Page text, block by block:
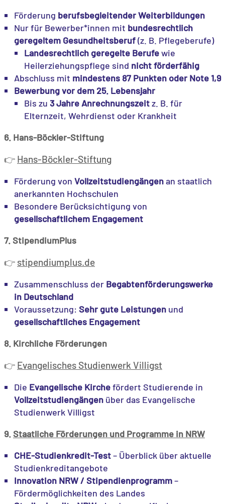
Förderung berufsbegleitender Weiterbildungen
Nur für Bewerber*innen mit bundesrechtlich
geregeltem Gesundheitsberuf(z. B. Pflegeberufe)
Landesrechtlich geregelte Berufewie
Heilerziehungspflege sind nicht förderfähig
Abschluss mit mindestens 87 Punkten oder Note 1,9
Bewerbung vor dem 25. Lebensjahr
Bis zu 3 Jahre Anrechnungszeitz. B. für
Elternzeit, Wehrdienst oder Krankheit
6. Hans-Böckler-Stiftung
👉 Hans-Böckler-Stiftung
Förderung von Vollzeitstudiengängenan staatlich
anerkannten Hochschulen
Besondere Berücksichtigung von
gesellschaftlichem Engagement
7. StipendiumPlus
👉 stipendiumplus.de
Zusammenschluss der Begabtenförderungswerke
in Deutschland
Voraussetzung: Sehr gute Leistungen und
gesellschaftliches Engagement
8. Kirchliche Förderungen
👉 Evangelisches Studienwerk Villigst
Die Evangelische Kirchefördert Studierende in
Vollzeitstudiengängen über das Evangelische
Studienwerk Villigst
9. Staatliche Förderungen und Programme in NRW
CHE-Studienkredit-Test– Überblick über aktuelle
Studienkreditangebote
Innovation NRW / Stipendienprogramm–
Fördermöglichkeiten des Landes